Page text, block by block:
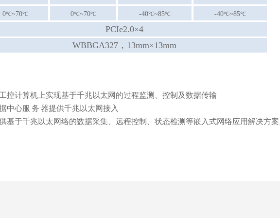
0℃~70℃ 0℃~70℃ -40℃~85℃ -40℃~85℃
PCIe2.0×4
WBBGA327，13mm×13mm
控计算机上实现基于千兆以太网的过程监测、控制及数据传输
中心服 务 器提供千兆以太网接入
基于千兆以太网络的数据采集、远程控制、状态检测等嵌入式网络应用解决方